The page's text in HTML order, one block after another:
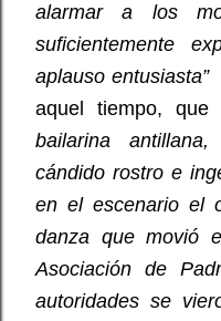
alarmar a los
suficientemente
aplauso entusiasta”
aquel tiempo,
bailarina
cándido rostro e
en el escenario el
danza que movió
Asociación de
autoridades se